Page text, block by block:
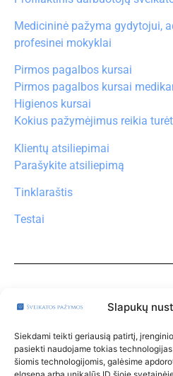
Slapukų
Siekdami teikti geriausią patirtį,
pasiekti naudojame tokias
šiomis technologijomis, galėsime
Medicininė pažyma gydytojui,
profesinei mokyklai
Pirmos pagalbos kursai
Pirmos pagalbos kursai
Higienos kursai
Kokius pažymėjimus reikia
Klientų atsiliepimai
Parašykite atsiliepimą
Tinklaraštis
Testai
Klinikos